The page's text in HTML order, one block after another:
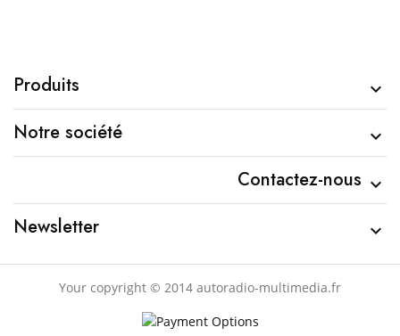
Produits 
Notre société 
Contactez-nous 
Newsletter 
Your copyright © 2014 autoradio-multimedia.fr